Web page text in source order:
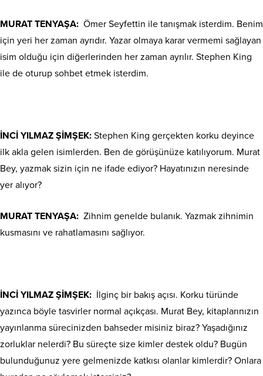
MURAT TENYAŞA: Ömer Seyfettin ile tanışmak isterdim. Benim
için yeri her zaman ayrıdır. Yazar olmaya karar vermemi sağlayan
isim olduğu için diğerlerinden her zaman ayrılır. Stephen King
ile de oturup sohbet etmek isterdim.
İNCİ YILMAZ ŞİMŞEK: Stephen King gerçekten korku deyince
ilk akla gelen isimlerden. Ben de görüşünüze katılıyorum. Murat
Bey, yazmak sizin için ne ifade ediyor? Hayatınızın neresinde
yer alıyor?
MURAT TENYAŞA: Zihnim genelde bulanık. Yazmak zihnimin
kusmasını ve rahatlamasını sağlıyor.
İNCİ YILMAZ ŞİMŞEK: İlginç bir bakış açısı. Korku türünde
yazınca böyle tasvirler normal açıkçası. Murat Bey, kitaplarınızın
yayınlanma sürecinizden bahseder misiniz biraz? Yaşadığınız
zorluklar nelerdi? Bu süreçte size kimler destek oldu? Bugün
bulunduğunuz yere gelmenizde katkısı olanlar kimlerdir? Onlara